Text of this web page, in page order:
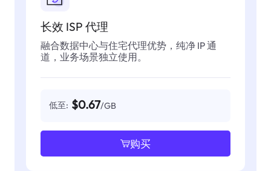
长效 ISP 代理
融合数据中心与住宅代理优势，纯净 IP 通
道，业务场景独立使用。
低至: $0.67/GB
购买